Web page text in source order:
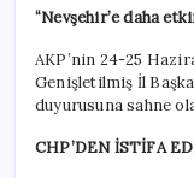
“Nevşehir’e daha
AKP’nin 24-25
Genişletilmiş İl
duyurusuna sahne
CHP’DEN İSTİFA